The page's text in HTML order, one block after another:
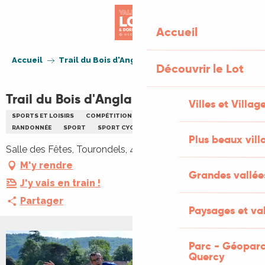
Accueil
Découvrir le Lot
Villes et
Plus beaux
Grandes
Paysages et
Parc -
Quercy
Accueil Trail du Bois d'Anglars
Trail du Bois d'Anglars
SPORTS ET LOISIRS COMPÉTITION SPORTIVE
RANDONNÉE
SPORT SPORT CYCLISTE
Salle des Fêtes, Tourondels, 46140 Anglars-Juillac
M'y rendre
J'y vais en train !
Partager